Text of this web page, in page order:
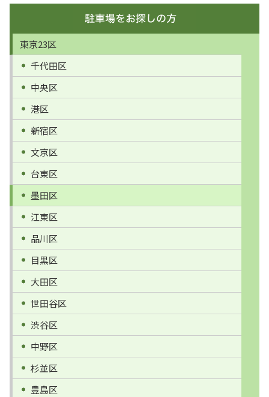
東京23区
千代田区
中央区
港区
新宿区
文京区
台東区
墨田区
江東区
品川区
目黒区
大田区
世田谷区
渋谷区
中野区
杉並区
豊島区